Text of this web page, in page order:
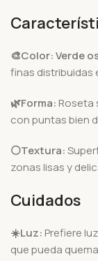
🎨Color:Verde
finas distribuidas
🌿Forma: Roseta
con puntas bien
⚪Textura:
zonas lisas y
Cuidados
☀️Luz: Prefiere
que pueda